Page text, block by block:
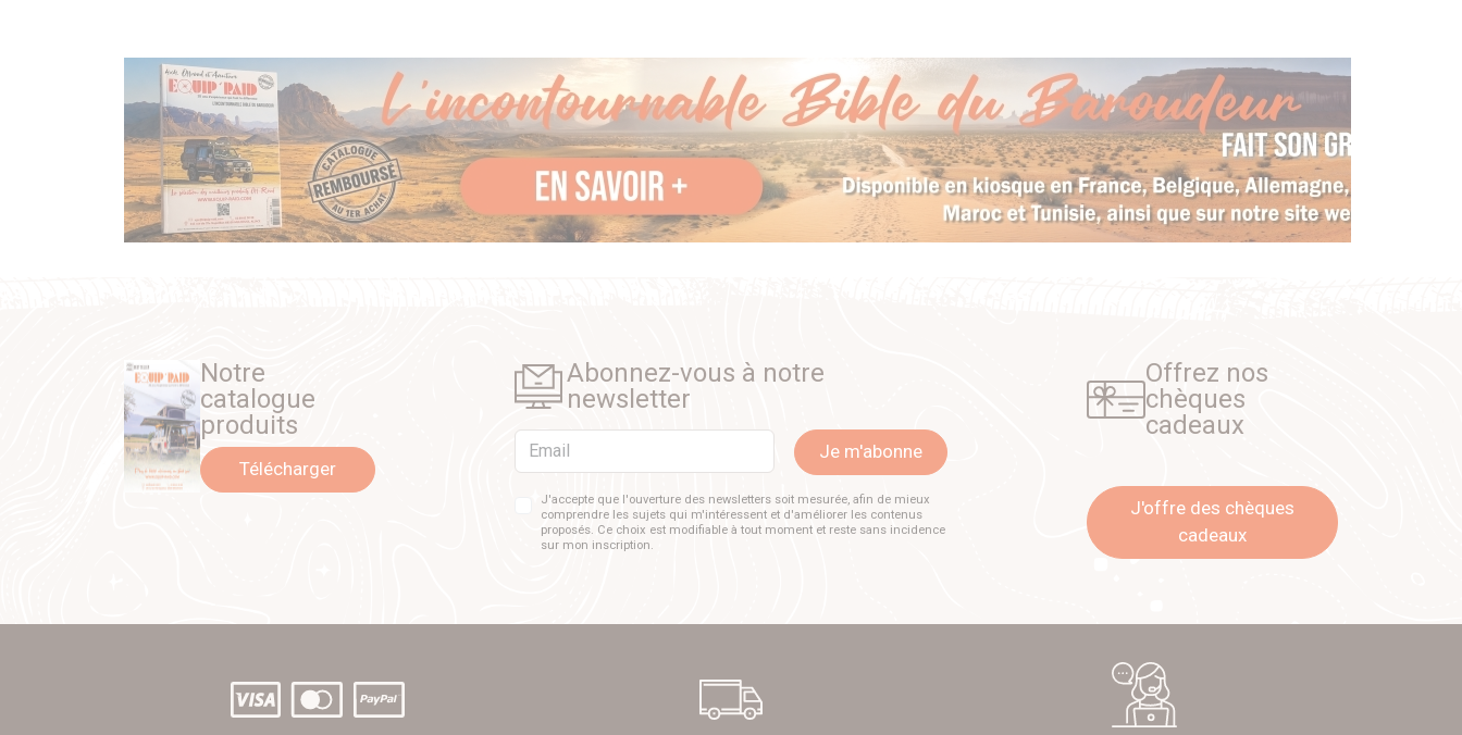
Notre
catalogue
produits
Télécharger
Abonnez-vous à notre
newsletter
Email Je m'abonne
J'accepte que l'ouverture des newsletters soit mesurée, afin de mieux
comprendre les sujets qui m'intéressent et d'améliorer les contenus
proposés. Ce choix est modifiable à tout moment et reste sans incidence
sur mon inscription.
Offrez nos
chèques
cadeaux
J'offre des chèques
cadeaux